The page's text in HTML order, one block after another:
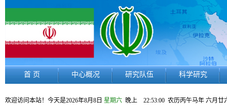
首 页 中心概况 研究队伍 科学研究
欢迎访问本站！今天是2026年8月8日 星期六 晚上 22:53:01 农历丙午马年 六月廿